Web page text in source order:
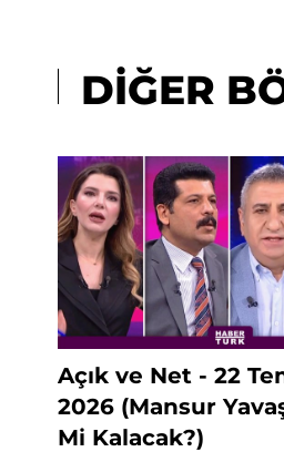
DİĞER
Açık ve Net - 22
2026 (Mansur
Mi Kalacak?)